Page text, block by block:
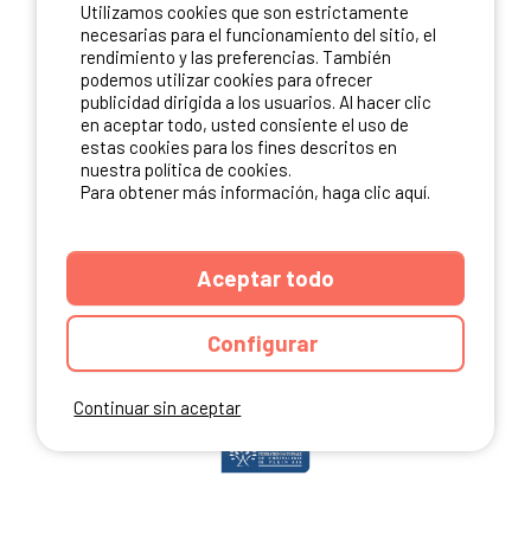
ME INSCRIBO
NUESTROS PARTNERS
Continuar sin aceptar
Utilizamos cookies que son estrictamente
necesarias para el funcionamiento del sitio, el
rendimiento y las preferencias. También
podemos utilizar cookies para ofrecer
publicidad dirigida a los usuarios. Al hacer clic
en aceptar todo, usted consiente el uso de
estas cookies para los fines descritos en
nuestra política de cookies.
Para obtener más información, haga clic aquí.
Aceptar todo
Configurar